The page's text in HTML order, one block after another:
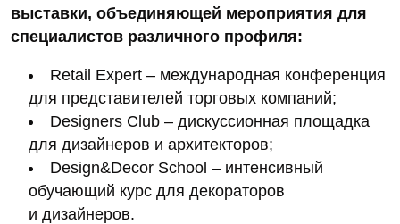
выставки, объединяющей мероприятия для
специалистов различного профиля:
Retail Expert – международная конференция
для представителей торговых компаний;
Designers Club – дискуссионная площадка
для дизайнеров и архитекторов;
Design&Decor School – интенсивный
обучающий курс для декораторов
и дизайнеров.